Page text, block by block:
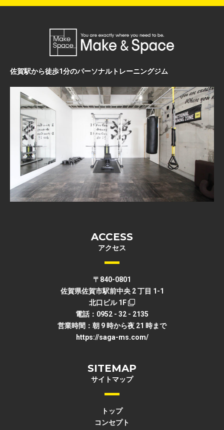
佐賀駅から徒歩1分のパーソナルトレーニングジム
ACCESS
アクセス
〒840-0801
佐賀県佐賀市駅前中央 2 丁目 1-1
北口ビル 1F
電話：0952 - 32 - 2135
営業時間：朝 9 時から夜 21 時まで
https://saga-ms.com/
SITEMAP
サイトマップ
トップ
コンセプト